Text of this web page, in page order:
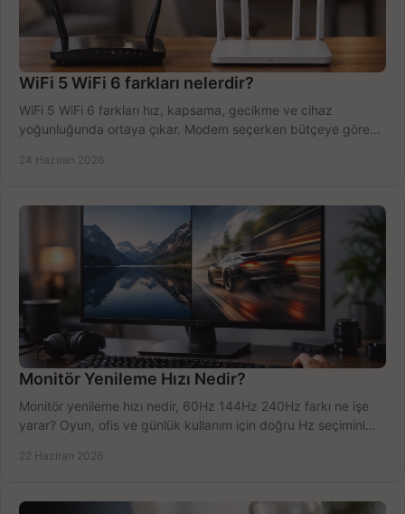
WiFi 5 WiFi 6 farkları nelerdir?
WiFi 5 WiFi 6 farkları hız, kapsama, gecikme ve cihaz
yoğunluğunda ortaya çıkar. Modem seçerken bütçeye göre
24 Haziran 2026
Monitör Yenileme Hızı Nedir?
Monitör yenileme hızı nedir, 60Hz 144Hz 240Hz farkı ne işe
yarar? Oyun, ofis ve günlük kullanım için doğru Hz seçimini
22 Haziran 2026